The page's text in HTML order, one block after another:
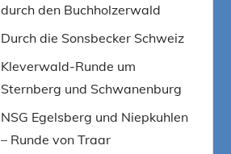
durch den Buchholzerwald
Durch die Sonsbecker Schweiz
Kleverwald-Runde um
Sternberg und Schwanenburg
NSG Egelsberg und Niepkuhlen
– Runde von Traar